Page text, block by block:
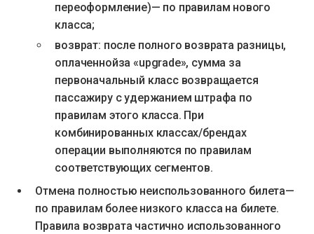
переоформление)— по правилам нового
класса;
возврат: после полного возврата разницы,
оплаченнойза «upgrade», сумма за
первоначальный класс возвращается
пассажиру с удержанием штрафа по
правилам этого класса. При
комбинированных классах/брендах
операции выполняются по правилам
соответствующих сегментов.
Отмена полностью неиспользованного билета—
по правилам более низкого класса на билете.
Правила возврата частично использованного